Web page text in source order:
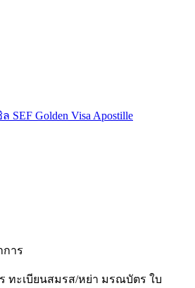
Golden Visa Apostille
การ
ทะเบียนสมรส/หย่า มรณบัตร ใบ